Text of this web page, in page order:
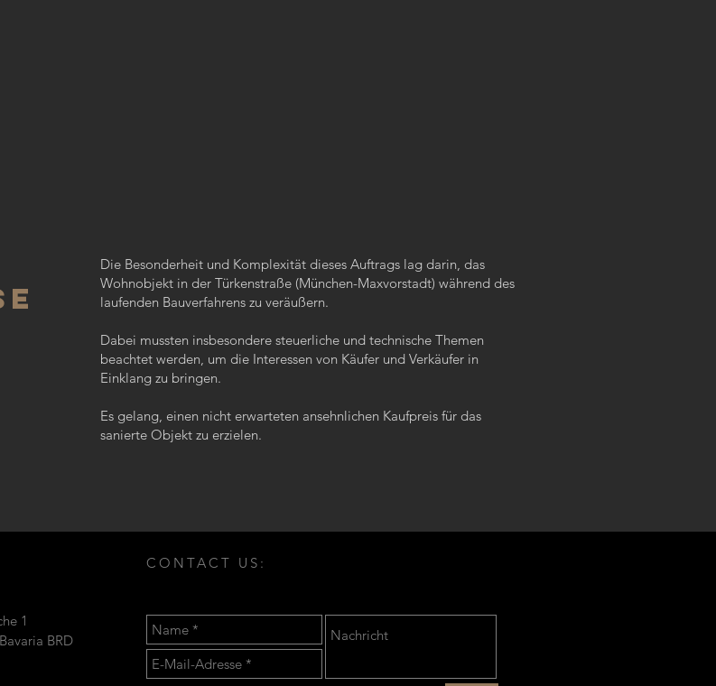
Die Besonderheit und Komplexität dieses Auftrags lag darin, das
Wohnobjekt in der Türkenstraße (München-Maxvorstadt) während des
laufenden Bauverfahrens zu veräußern.
Dabei mussten insbesondere steuerliche und technische Themen
beachtet werden, um die Interessen von Käufer und Verkäufer in
Einklang zu bringen.
Es gelang, einen nicht erwarteten ansehnlichen Kaufpreis für das
sanierte Objekt zu erzielen.
1
BRD
CONTACT US: